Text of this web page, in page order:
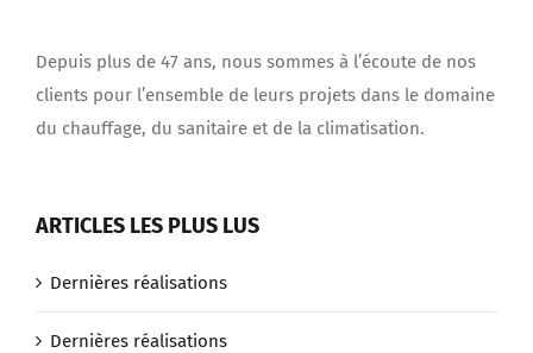
Depuis plus de 47 ans, nous sommes à l’écoute de nos
clients pour l’ensemble de leurs projets dans le domaine
du chauffage, du sanitaire et de la climatisation.
ARTICLES LES PLUS LUS
Dernières réalisations
Dernières réalisations